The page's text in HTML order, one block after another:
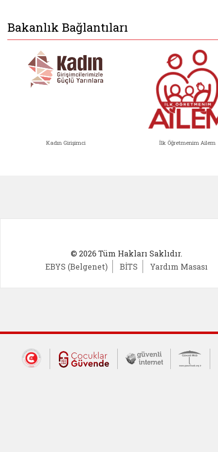
Bakanlık Bağlantıları
Kadın Girişimci İlk Öğretmenim Ailem
© 2026 Tüm Hakları Saklıdır.
EBYS (Belgenet)
BİTS Yardım Masası
Dış Bağlantılar
Cumhurbaşkanlığı İletişim Merkezi
Çocuklar Güvende (yeni
Güvenli